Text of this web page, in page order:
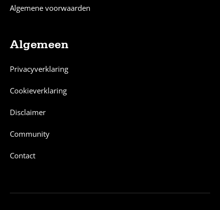
Algemene voorwaarden
Algemeen
Privacyverklaring
Cookieverklaring
Disclaimer
Community
Contact